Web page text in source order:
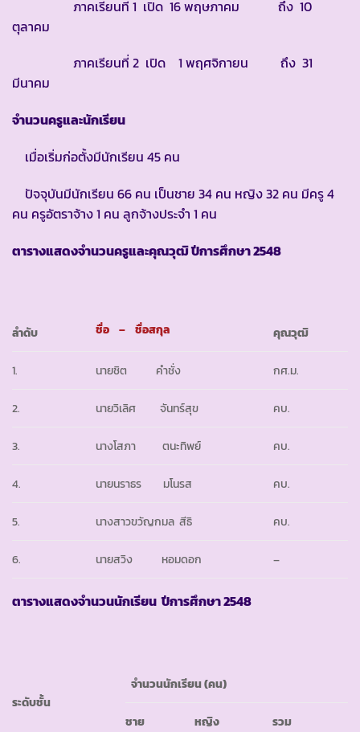
ภาคเรียนที่ 1 เปิด 16 พฤษภาคม ถึง 10
ตุลาคม
ภาคเรียนที่ 2 เปิด 1 พฤศจิกายน ถึง 31
มีนาคม
จำนวนครูและนักเรียน
เมื่อเริ่มก่อตั้งมีนักเรียน 45 คน
ปัจจุบันมีนักเรียน 66 คน เป็นชาย 34 คน หญิง 32 คน มีครู 4
คน ครูอัตราจ้าง 1 คน ลูกจ้างประจำ 1 คน
ตารางแสดงจำนวนครูและคุณวุฒิ ปีการศึกษา2548
ลำดับ ชื่อ – ชื่อสกุล คุณวุฒิ
1. นายชิต คำชั่ง กศ.ม.
2. นายวิเลิศ จันทร์สุข คบ.
3. นางโสภา ตนะทิพย์ คบ.
4. นายนราธร มโนรส คบ.
5. นางสาวขวัญกมล สีธิ คบ.
6. นายสวิง หอมดอก –
ตารางแสดงจำนวนนักเรียน ปีการศึกษา 2548
ระดับชั้น
จำนวนนักเรียน (คน)
ชาย หญิง รวม